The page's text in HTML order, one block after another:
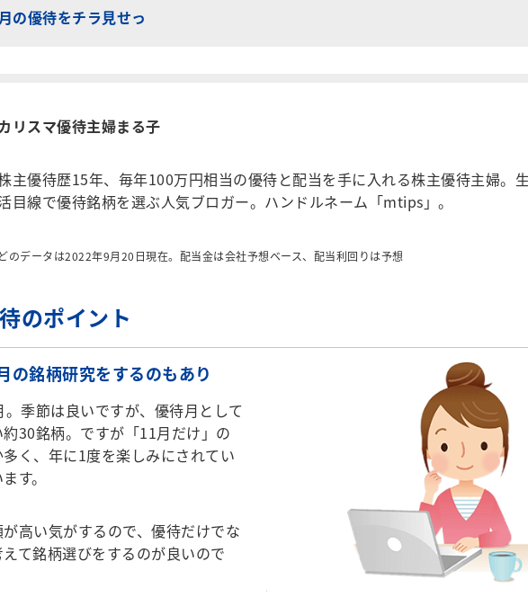
の優待をチラ見せっ
リスマ優待主婦まる子
主優待歴15年、毎年100万円相当の優待と配当を手に入れる株主優待主婦。
目線で優待銘柄を選ぶ人気ブロガー。ハンドルネーム「mtips」。
のデータは2022年9月20日現在。配当金は会社予想ベース、配当利回りは予想
のポイント
の銘柄研究をするのもあり
季節は良いですが、優待月として
30銘柄。ですが「11月だけ」の
く、年に1度を楽しみにされてい
す。
高い気がするので、優待だけでな
て銘柄選びをするのが良いので